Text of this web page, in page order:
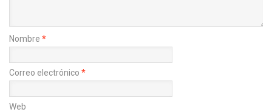
Nombre *
Correo electrónico *
Web